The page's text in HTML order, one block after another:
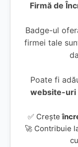
Firmă de
Badge-ul
firmei tale
Poate fi
website-uri
✅ Crește
🚀 Contribuie